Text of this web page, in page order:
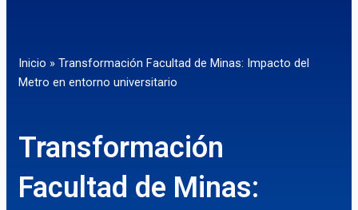
Inicio » Transformación Facultad de Minas: Impacto del
Metro en entorno universitario
Transformación
Facultad de Minas: